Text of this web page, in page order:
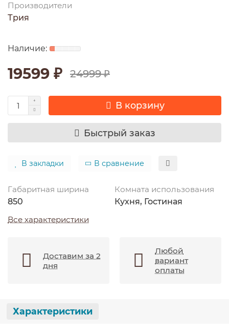
Производители
Трия
19599 ₽ 24999 ₽
В корзину
Быстрый заказ
В закладки В сравнение
Габаритная ширина
850
Комната использования
Кухня, Гостиная
Все характеристики
Доставим за 2
дня
Любой
вариант
оплаты
Характеристики